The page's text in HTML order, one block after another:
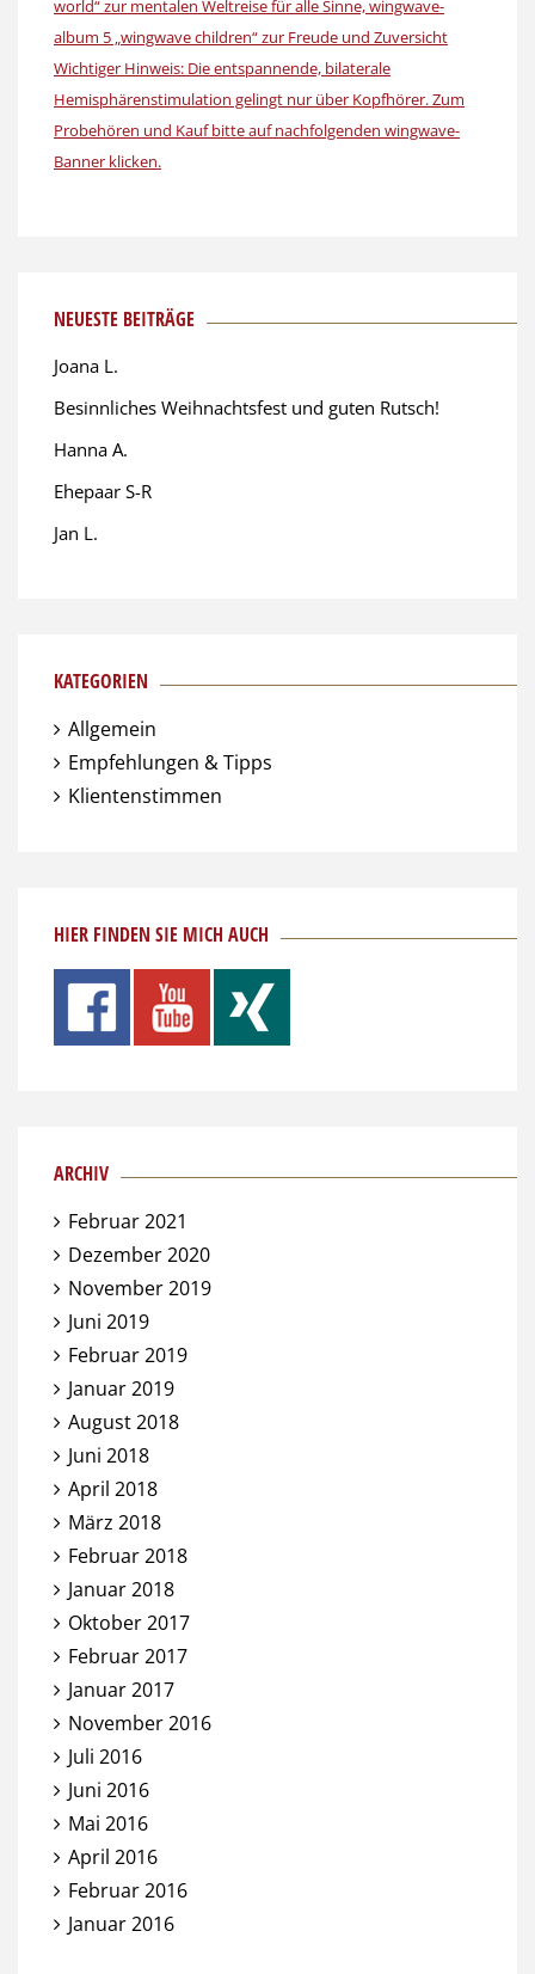
NEUESTE BEITRÄGE
Joana L.
Besinnliches Weihnachtsfest und guten Rutsch!
Hanna A.
Ehepaar S-R
Jan L.
KATEGORIEN
Allgemein
Empfehlungen & Tipps
Klientenstimmen
HIER FINDEN SIE MICH AUCH
ARCHIV
Februar 2021
Dezember 2020
November 2019
Juni 2019
Februar 2019
Januar 2019
August 2018
Juni 2018
April 2018
März 2018
Februar 2018
Januar 2018
Oktober 2017
Februar 2017
Januar 2017
November 2016
Juli 2016
Juni 2016
Mai 2016
April 2016
Februar 2016
Januar 2016